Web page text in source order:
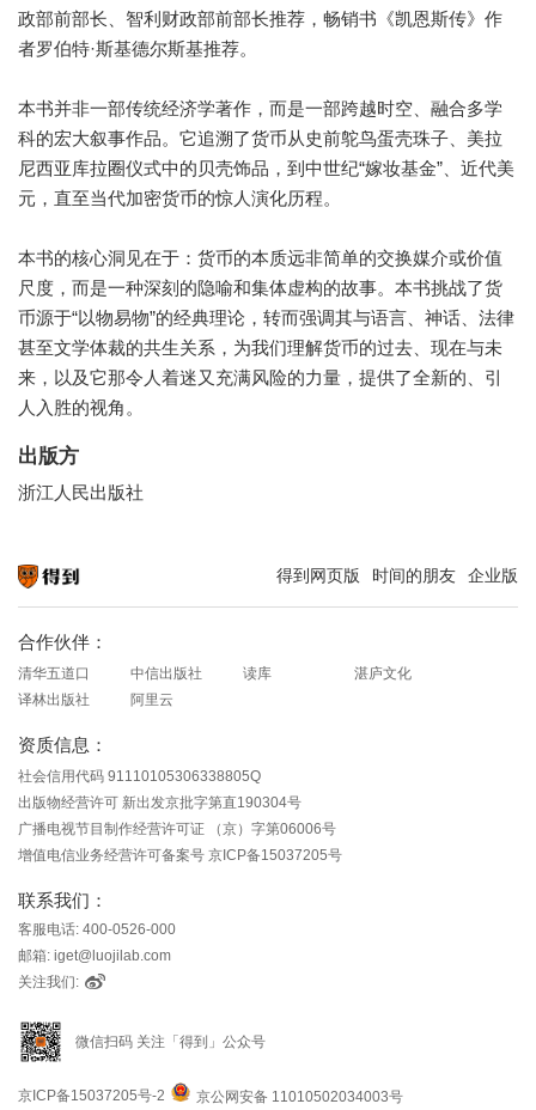
政部前部长、智利财政部前部长推荐，畅销书《凯恩斯传》作
者罗伯特·斯基德尔斯基推荐。
本书并非一部传统经济学著作，而是一部跨越时空、融合多学
科的宏大叙事作品。它追溯了货币从史前鸵鸟蛋壳珠子、美拉
尼西亚库拉圈仪式中的贝壳饰品，到中世纪“嫁妆基金”、近代美
元，直至当代加密货币的惊人演化历程。
本书的核心洞见在于：货币的本质远非简单的交换媒介或价值
尺度，而是一种深刻的隐喻和集体虚构的故事。本书挑战了货
币源于“以物易物”的经典理论，转而强调其与语言、神话、法律
甚至文学体裁的共生关系，为我们理解货币的过去、现在与未
来，以及它那令人着迷又充满风险的力量，提供了全新的、引
人入胜的视角。
出版方
浙江人民出版社
得到网页版 时间的朋友 企业版
合作伙伴：
清华五道口 中信出版社 读库
湛庐文化
译林出版社
阿里云
资质信息：
社会信用代码 91110105306338805Q
出版物经营许可 新出发京批字第直190304号
广播电视节目制作经营许可证 （京）字第06006号
增值电信业务经营许可备案号 京ICP备15037205号
联系我们：
客服电话: 400-0526-000
邮箱: iget@luojilab.com
关注我们:
微信扫码 关注「得到」公众号
京ICP备15037205号-2 京公网安备 11010502034003号